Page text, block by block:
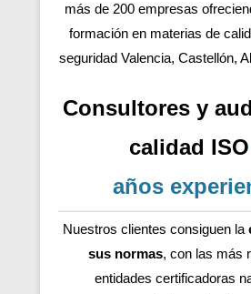
más de 200 empresas
formación en materias de
seguridad Valencia, Castellón,
Consultores y
calidad ISO
años
Nuestros clientes consiguen la
sus normas, con las más
entidades certificadoras